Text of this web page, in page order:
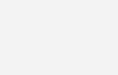
Und dann landen sie
obwohl sie qualitativ sogar
LFP-Zellen.
haben wir mittlerweile